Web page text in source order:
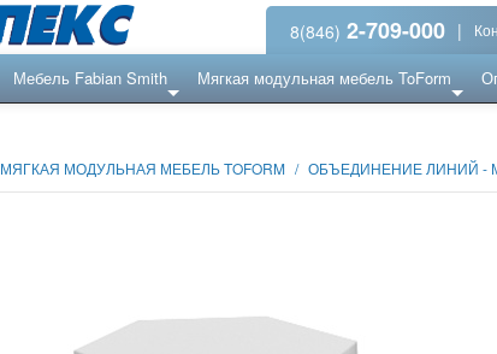
8(846) 2-709-000 |
Мебель Fabian Smith Мягкая модульная мебель ToForm
МЯГКАЯ МОДУЛЬНАЯ МЕБЕЛЬ TOFORM / ОБЪЕДИНЕНИЕ ЛИНИЙ -